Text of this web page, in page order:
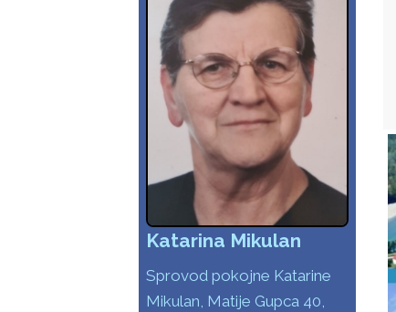
Katarina Mikulan
Sprovod pokojne Katarine
Mikulan, Matije Gupca 40,